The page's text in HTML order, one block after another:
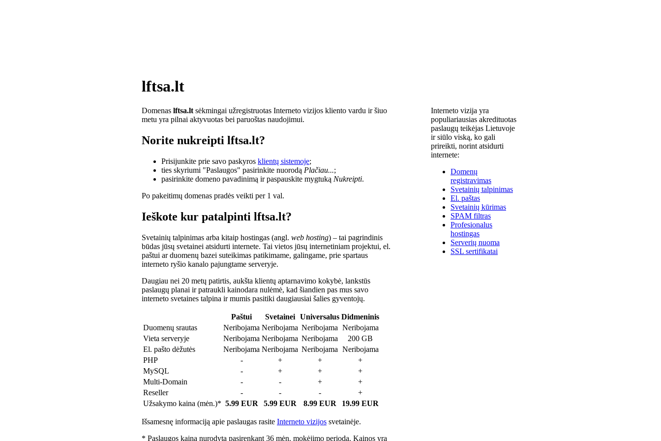
lftsa.lt
Domenas lftsa.lt sėkmingai užregistruotas Interneto vizijos kliento vardu ir šiuo
metu yra pilnai aktyvuotas bei paruoštas naudojimui.
Norite nukreipti lftsa.lt?
Prisijunkite prie savo paskyros klientų sistemoje;
ties skyriumi "Paslaugos" pasirinkite nuorodą Plačiau...;
pasirinkite domeno pavadinimą ir paspauskite mygtuką Nukreipti.
Po pakeitimų domenas pradės veikti per 1 val.
Ieškote kur patalpinti lftsa.lt?
Svetainių talpinimas arba kitaip hostingas (angl. web hosting) – tai pagrindinis
būdas jūsų svetainei atsidurti internete. Tai vietos jūsų internetiniam projektui, el.
paštui ar duomenų bazei suteikimas patikimame, galingame, prie spartaus
interneto ryšio kanalo pajungtame serveryje.
Daugiau nei 20 metų patirtis, aukšta klientų aptarnavimo kokybė, lankstūs
paslaugų planai ir patraukli kainodara nulėmė, kad šiandien pas mus savo
interneto svetaines talpina ir mumis pasitiki daugiausiai šalies gyventojų.
Paštui Svetainei Universalus Didmeninis
Duomenų srautas
Neribojama Neribojama Neribojama Neribojama
Vieta serveryje
Neribojama Neribojama Neribojama
200 GB
El. pašto dėžutės
Neribojama Neribojama Neribojama Neribojama
PHP
- + +
+
MySQL
- + +
+
Multi-Domain
- - +
+
Reseller
- - -
+
Užsakymo kaina (mėn.)* 5.99 EUR 5.99 EUR 8.99 EUR 19.99 EUR
Išsamesnę informaciją apie paslaugas rasite Interneto vizijos svetainėje.
* Paslaugos kaina nurodyta pasirenkant 36 mėn. mokėjimo periodą. Kainos yra
Interneto vizija yra
populiariausias akredituotas
paslaugų teikėjas Lietuvoje
ir siūlo viską, ko gali
prireikti, norint atsidurti
internete:
Domenų
registravimas
Svetainių talpinimas
El. paštas
Svetainių kūrimas
SPAM filtras
Profesionalus
hostingas
Serverių nuoma
SSL sertifikatai